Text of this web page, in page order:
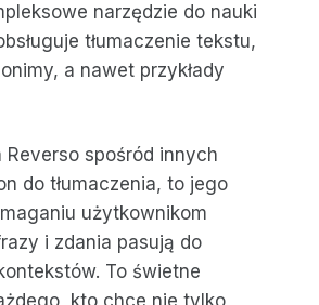
narzędzie do nauki
tłumaczenie tekstu,
a nawet przykłady
Reverso spośród innych
do tłumaczenia, to jego
użytkownikom
i zdania pasują do
To świetne